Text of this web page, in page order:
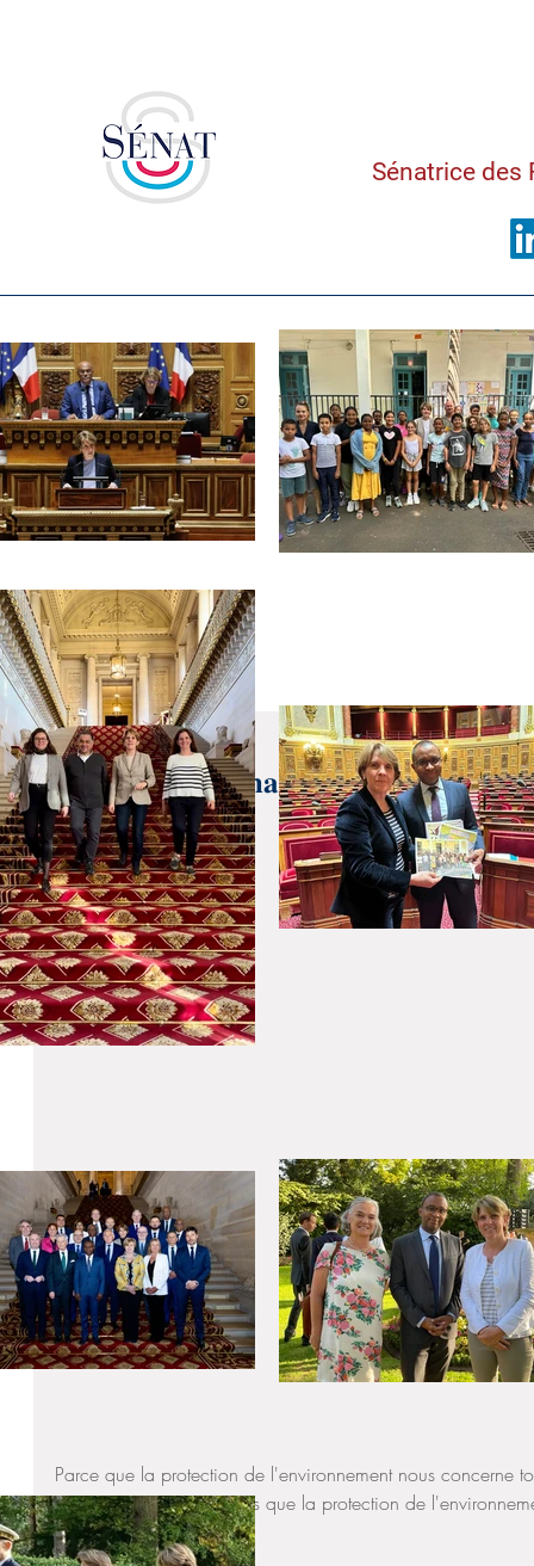
Sénatrice des
𝐁𝐢𝐥𝐚𝐧 5️⃣ 𝐚𝐧𝐬 𝐝𝐞 𝐦𝐚𝐧𝐝𝐚𝐭 - 🔍 Focus sur
7 juin 2022
Parce que la protection de l'environnement nous concerne
mes priorités. Saviez vous que la protection de
collective ?